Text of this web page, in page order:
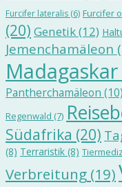
Furcifer lateralis (6) Furcifer
(20) Genetik(12)
Jemenchamäleon
Madagaskar
Pantherchamäleon (10)
Regenwald (7)
Südafrika (20)
(8) Terraristik (8)
Verbreitung (19)